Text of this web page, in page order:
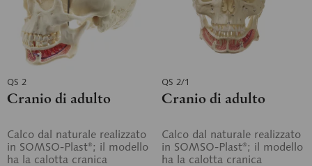
QS 2
Cranio di adulto
Calco dal naturale realizzato
in SOMSO-Plast®; il modello
ha la calotta cranica
QS 2/1
Cranio di adulto
Calco dal naturale realizzato
in SOMSO-Plast®; il modello
ha la calotta cranica